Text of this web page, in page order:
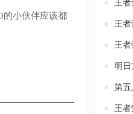
的小伙伴应该都